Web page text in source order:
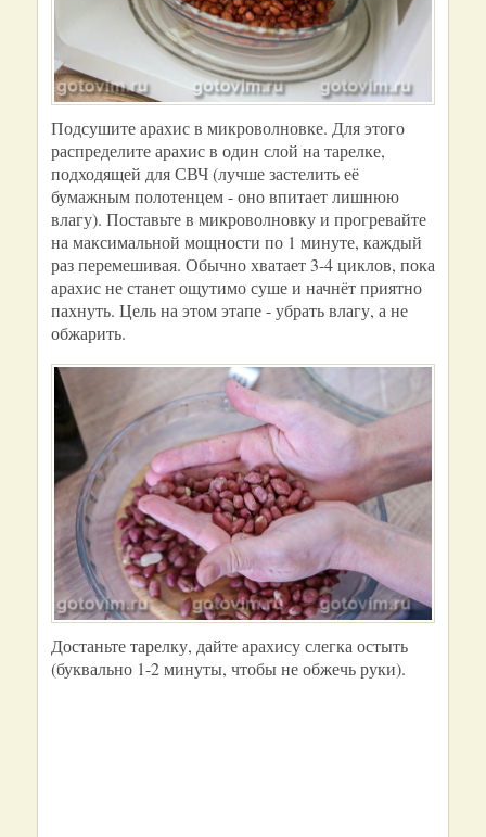
Подсушите арахис в микроволновке. Для этого
распределите арахис в один слой на тарелке,
подходящей для СВЧ (лучше застелить её
бумажным полотенцем - оно впитает лишнюю
влагу). Поставьте в микроволновку и прогревайте
на максимальной мощности по 1 минуте, каждый
раз перемешивая. Обычно хватает 3-4 циклов, пока
арахис не станет ощутимо суше и начнёт приятно
пахнуть. Цель на этом этапе - убрать влагу, а не
обжарить.
Достаньте тарелку, дайте арахису слегка остыть
(буквально 1-2 минуты, чтобы не обжечь руки).